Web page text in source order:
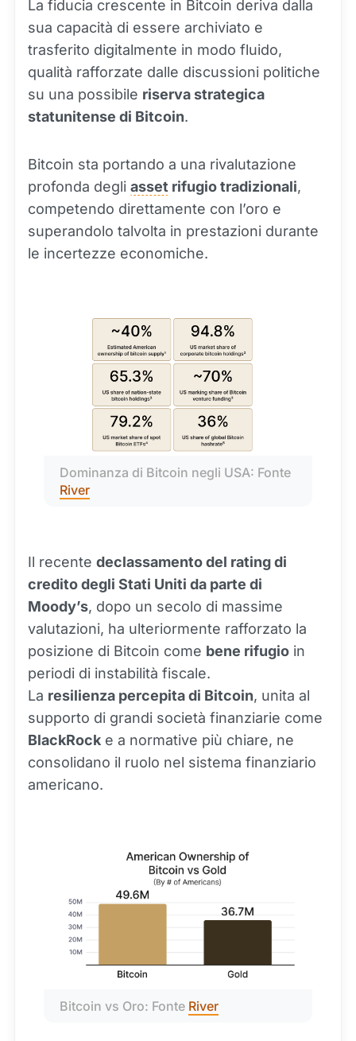
La fiducia crescente in Bitcoin deriva dalla
sua capacità di essere archiviato e
trasferito digitalmente in modo fluido,
qualità rafforzate dalle discussioni politiche
su una possibile riserva strategica
statunitense di Bitcoin.
Bitcoin sta portando a una rivalutazione
profonda degli asset rifugio tradizionali,
competendo direttamente con l’oro e
superandolo talvolta in prestazioni durante
le incertezze economiche.
River
Il recente declassamento del rating di
credito degli Stati Uniti da parte di
Moody’s, dopo un secolo di massime
valutazioni, ha ulteriormente rafforzato la
posizione di Bitcoin come bene rifugio in
periodi di instabilità fiscale.
La resilienza percepita di Bitcoin, unita al
supporto di grandi società finanziarie come
BlackRock e a normative più chiare, ne
consolidano il ruolo nel sistema finanziario
americano.
Bitcoin vs Oro: Fonte River